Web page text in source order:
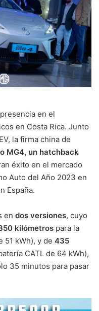
en el
en Costa Rica. Junto
la firma china de
MG4, un hatchback
éxito en el mercado
Auto del Año 2023 en
España.
en dos versiones, cuyo
kilómetros para la
51 kWh), y de 435
CATL de 64 kWh),
35 minutos para pasar